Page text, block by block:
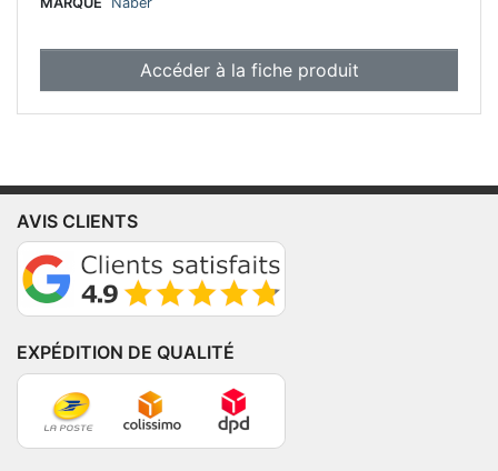
Accéder à la fiche produit
AVIS CLIENTS
EXPÉDITION DE QUALITÉ